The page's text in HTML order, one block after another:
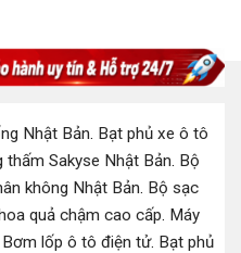
Nhật Bản. Bạt phủ xe ô tô
thấm Sakyse Nhật Bản. Bộ
không Nhật Bản. Bộ sạc
quả chậm cao cấp. Máy
Bơm lốp ô tô điện tử. Bạt phủ